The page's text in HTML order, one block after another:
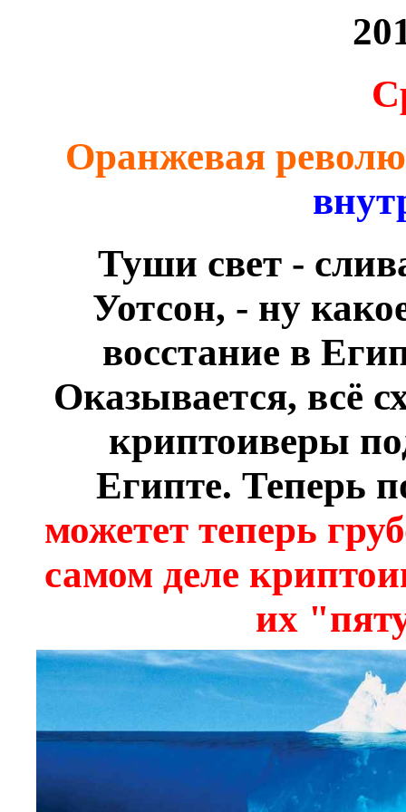
Оранжевая
Туши свет -
Уотсон, - ну
восстание в
Оказывается, всё
криптоиверы
Египте. Теперь
можетет теперь
самом деле
их